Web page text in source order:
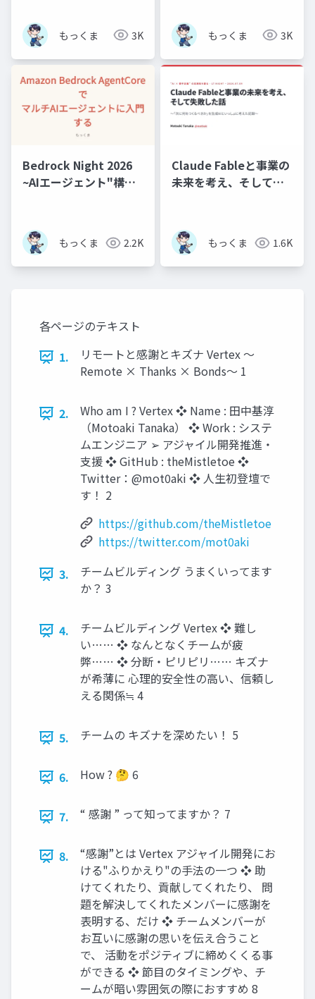
ブを生成する サービス
を作ってみている話
もっくま 3K もっくま 3K
Bedrock Night 2026
~AIエージェント"構
AgentCore でマルチAI
エージェントに入門す
る
もっくま 2.2K
Claude Fableと事業の
未来を考え、そして失
もっくま 1.6K
各ページのテキスト
1.
リモートと感謝とキズナ Vertex 〜
Remote × Thanks × Bonds〜 1
2.
Who am I ? Vertex ❖ Name : 田中基淳
（Motoaki Tanaka） ❖ Work : システ
ムエンジニア ➢ アジャイル開発推進・
支援 ❖ GitHub : theMistletoe ❖
Twitter：@mot0aki ❖ 人生初登壇で
す！ 2
https://github.com/theMistletoe
https://twitter.com/mot0aki
3.
チームビルディング うまくいってます
か？ 3
4.
チームビルディング Vertex ❖ 難し
い…… ❖ なんとなくチームが疲
弊…… ❖ 分断・ピリピリ…… キズナ
が希薄に 心理的安全性の高い、信頼し
える関係≒ 4
5. チームの キズナを深めたい！ 5
6. How ? 🤔 6
7. “ 感謝 ” って知ってますか？ 7
8.
“感謝”とは Vertex アジャイル開発にお
ける"ふりかえり"の手法の一つ ❖ 助
けてくれたり、貢献してくれたり、 問
題を解決してくれたメンバーに感謝を
表明する、だけ ❖ チームメンバーが
お互いに感謝の思いを伝え合うこと
で、 活動をポジティブに締めくくる事
ができる ❖ 節目のタイミングや、チ
ームが暗い雰囲気の際におすすめ 8